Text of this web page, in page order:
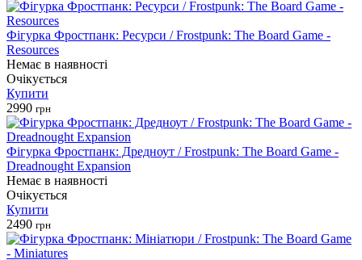
Фігурка Фростпанк: Ресурси / Frostpunk: The Board Game -
Resources
Немає в наявності
Очікується
Купити
2990 грн
Фігурка Фростпанк: Дредноут / Frostpunk: The Board Game -
Dreadnought Expansion
Немає в наявності
Очікується
Купити
2490 грн